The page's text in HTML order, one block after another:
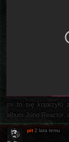
mi to się kojarzyło
album Juno Reactor.
pit 2 lata temu